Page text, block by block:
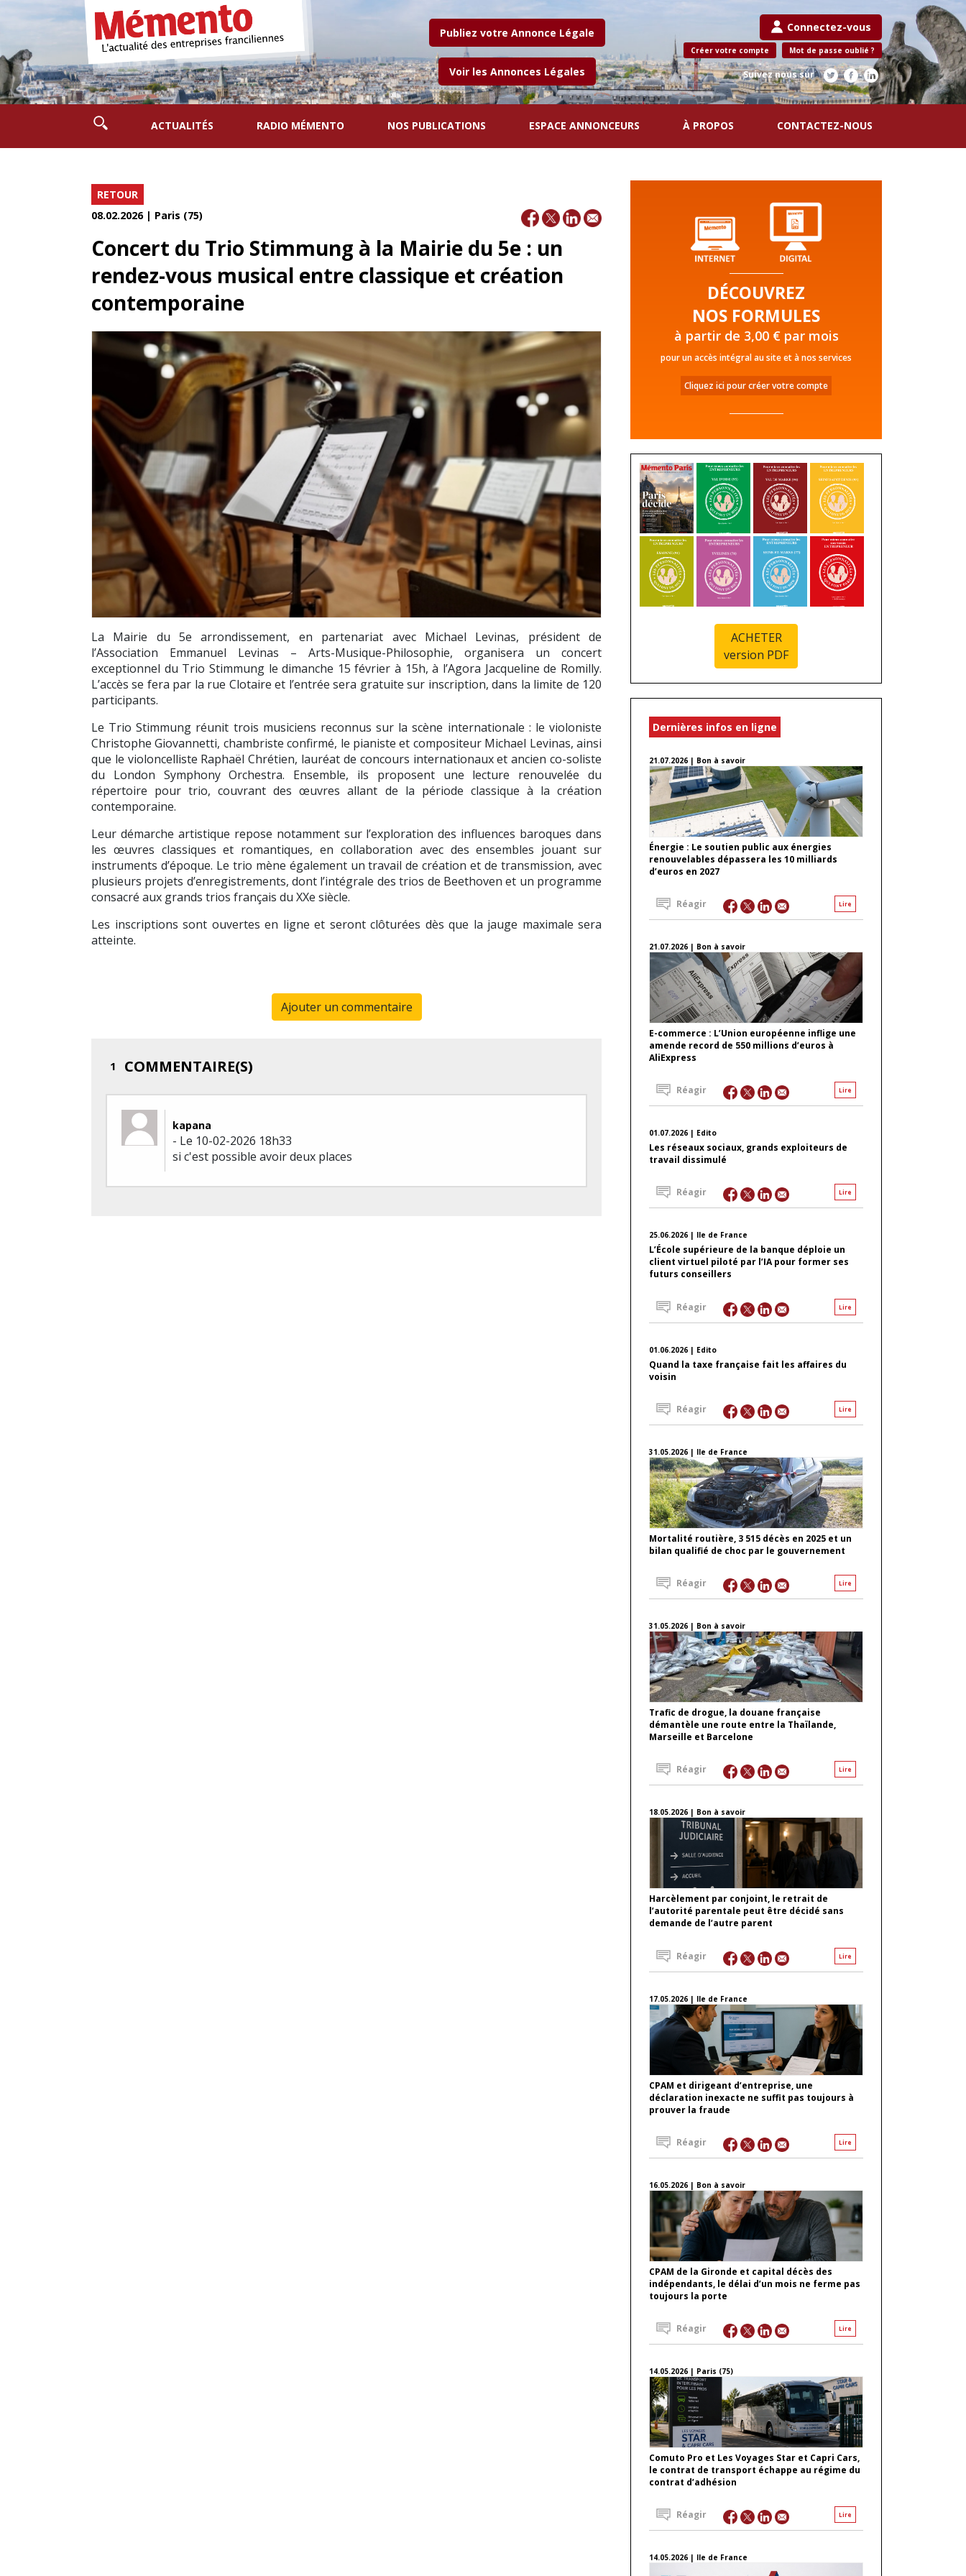
Publiez votre Annonce Légale
Voir les Annonces Légales
Connectez-vous
Créer votre compte Mot de passe oublié ?
Suivez nous sur
ACTUALITÉS RADIO MÉMENTO NOS PUBLICATIONS ESPACE ANNONCEURS À PROPOS CONTACTEZ-NOUS
RETOUR
08.02.2026 | Paris (75)
Concert du Trio Stimmung à la Mairie du 5e : un
rendez-vous musical entre classique et création
contemporaine
La Mairie du 5e arrondissement, en partenariat avec Michael Levinas, président de
l’Association Emmanuel Levinas – Arts-Musique-Philosophie, organisera un concert
exceptionnel du Trio Stimmung le dimanche 15 février à 15h, à l’Agora Jacqueline de Romilly.
L’accès se fera par la rue Clotaire et l’entrée sera gratuite sur inscription, dans la limite de 120
participants.
Le Trio Stimmung réunit trois musiciens reconnus sur la scène internationale : le violoniste
Christophe Giovannetti, chambriste confirmé, le pianiste et compositeur Michael Levinas, ainsi
que le violoncelliste Raphaël Chrétien, lauréat de concours internationaux et ancien co-soliste
du London Symphony Orchestra. Ensemble, ils proposent une lecture renouvelée du
répertoire pour trio, couvrant des œuvres allant de la période classique à la création
contemporaine.
Leur démarche artistique repose notamment sur l’exploration des influences baroques dans
les œuvres classiques et romantiques, en collaboration avec des ensembles jouant sur
instruments d’époque. Le trio mène également un travail de création et de transmission, avec
plusieurs projets d’enregistrements, dont l’intégrale des trios de Beethoven et un programme
consacré aux grands trios français du XXe siècle.
Les inscriptions sont ouvertes en ligne et seront clôturées dès que la jauge maximale sera
atteinte.
Ajouter un commentaire
1 COMMENTAIRE(S)
kapana
- Le 10-02-2026 18h33
si c'est possible avoir deux places
DÉCOUVREZ
NOS FORMULES
à partir de 3,00 € par mois
pour un accès intégral au site et à nos services
Cliquez ici pour créer votre compte
ACHETER
version PDF
Dernières infos en ligne
21.07.2026 | Bon à savoir
Énergie : Le soutien public aux énergies
renouvelables dépassera les 10 milliards
d’euros en 2027
Lire
Réagir
21.07.2026 | Bon à savoir
E-commerce : L’Union européenne inflige une
amende record de 550 millions d’euros à
AliExpress
Lire
Réagir
01.07.2026 | Edito
Les réseaux sociaux, grands exploiteurs de
travail dissimulé
Lire
Réagir
25.06.2026 | Ile de France
L’École supérieure de la banque déploie un
client virtuel piloté par l’IA pour former ses
futurs conseillers
Lire
Réagir
01.06.2026 | Edito
Quand la taxe française fait les affaires du
voisin
Lire
Réagir
31.05.2026 | Ile de France
Mortalité routière, 3 515 décès en 2025 et un
bilan qualifié de choc par le gouvernement
Lire
Réagir
31.05.2026 | Bon à savoir
Trafic de drogue, la douane française
démantèle une route entre la Thaïlande,
Marseille et Barcelone
Lire
Réagir
18.05.2026 | Bon à savoir
Harcèlement par conjoint, le retrait de
l’autorité parentale peut être décidé sans
demande de l’autre parent
Lire
Réagir
17.05.2026 | Ile de France
CPAM et dirigeant d’entreprise, une
déclaration inexacte ne suffit pas toujours à
prouver la fraude
Lire
Réagir
16.05.2026 | Bon à savoir
CPAM de la Gironde et capital décès des
indépendants, le délai d’un mois ne ferme pas
toujours la porte
Lire
Réagir
14.05.2026 | Paris (75)
Comuto Pro et Les Voyages Star et Capri Cars,
le contrat de transport échappe au régime du
contrat d’adhésion
Lire
Réagir
14.05.2026 | Ile de France